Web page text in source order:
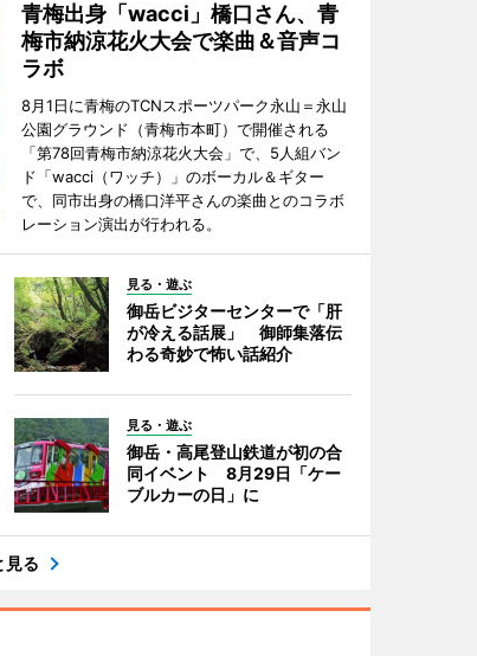
青梅出身「wacci」橋口さん、青
梅市納涼花火大会で楽曲＆音声コ
ラボ
8月1日に青梅のTCNスポーツパーク永山＝永山
公園グラウンド（青梅市本町）で開催される
「第78回青梅市納涼花火大会」で、5人組バン
ド「wacci（ワッチ）」のボーカル＆ギター
で、同市出身の橋口洋平さんの楽曲とのコラボ
レーション演出が行われる。
見る・遊ぶ
御岳ビジターセンターで「肝
が冷える話展」 御師集落伝
わる奇妙で怖い話紹介
見る・遊ぶ
御岳・高尾登山鉄道が初の合
同イベント 8月29日「ケー
ブルカーの日」に
見る